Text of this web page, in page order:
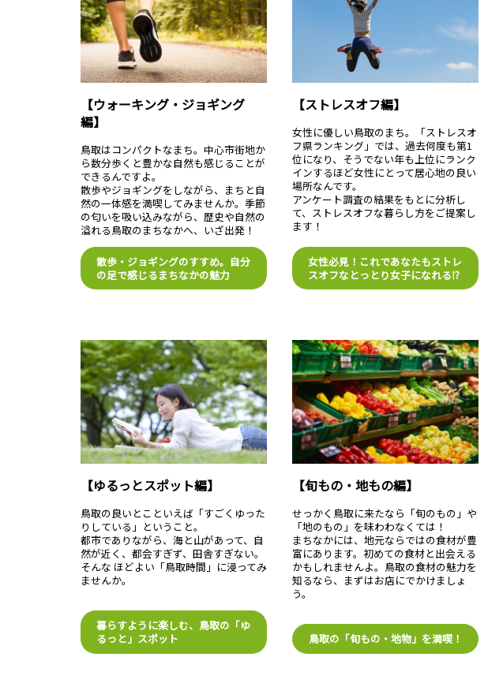
【ウォーキング・ジョギング
編】
鳥取はコンパクトなまち。中心市街地か
ら数分歩くと豊かな自然も感じることが
できるんですよ。
散歩やジョギングをしながら、まちと自
然の一体感を満喫してみませんか。季節
の匂いを吸い込みながら、歴史や自然の
溢れる鳥取のまちなかへ、いざ出発！
散歩・ジョギングのすすめ。自分
の足で感じるまちなかの魅力
【ストレスオフ編】
女性に優しい鳥取のまち。「ストレスオ
フ県ランキング」では、過去何度も第1
位になり、そうでない年も上位にランク
インするほど女性にとって居心地の良い
場所なんです。
アンケート調査の結果をもとに分析し
て、ストレスオフな暮らし方をご提案し
ます！
女性必見！これであなたもストレ
スオフなとっとり女子になれる⁉
【ゆるっとスポット編】
鳥取の良いとこといえば「すごくゆった
りしている」ということ。
都市でありながら、海と山があって、自
然が近く、都会すぎず、田舎すぎない。
そんな ほどよい「鳥取時間」に浸ってみ
ませんか。
暮らすように楽しむ、鳥取の「ゆ
るっと」スポット
【旬もの・地もの編】
せっかく鳥取に来たなら「旬のもの」や
「地のもの」を味わわなくては！
まちなかには、地元ならではの食材が豊
富にあります。初めての食材と出会える
かもしれませんよ。鳥取の食材の魅力を
知るなら、まずはお店にでかけましょ
う。
鳥取の「旬もの・地物」を満喫！